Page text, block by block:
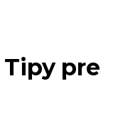
Tipy pre